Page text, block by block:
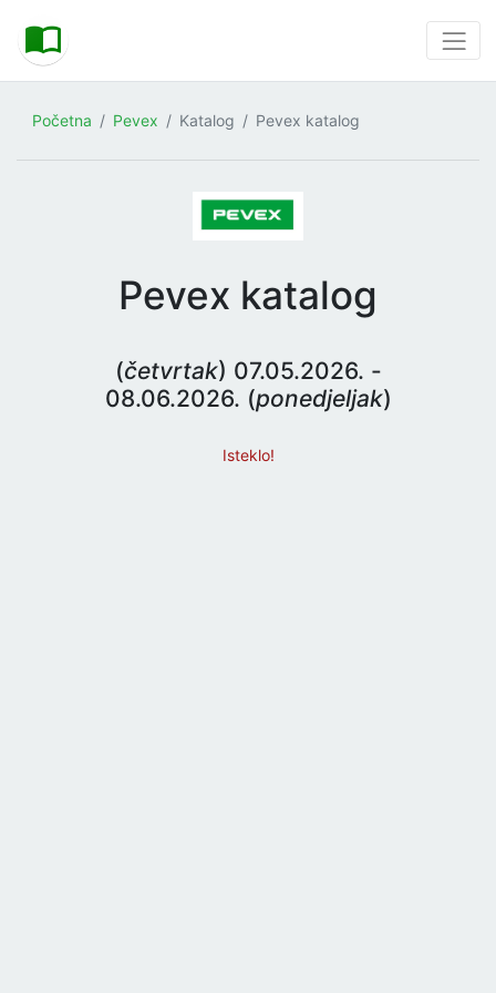
Početna Pevex Katalog Pevex katalog
Pevex katalog
(četvrtak) 07.05.2026. -
08.06.2026. (ponedjeljak)
Isteklo!